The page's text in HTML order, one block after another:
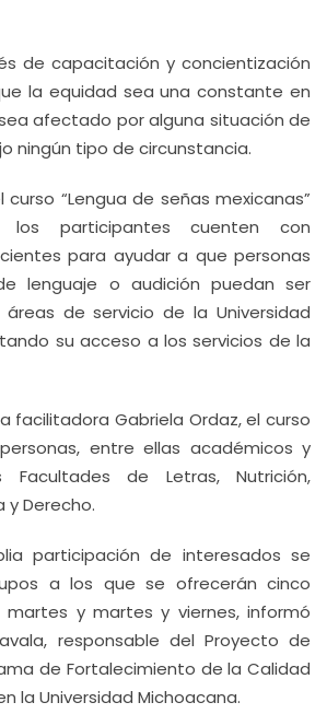
de capacitación y concientización
la equidad sea una constante en
sea afectado por alguna situación de
ningún tipo de circunstancia.
curso “Lengua de señas mexicanas”
participantes cuenten con
para ayudar a que personas
lenguaje o audición puedan ser
de servicio de la Universidad
su acceso a los servicios de la
facilitadora Gabriela Ordaz, el curso
entre ellas académicos y
de Letras, Nutrición,
y Derecho.
participación de interesados se
a los que se ofrecerán cinco
martes y martes y viernes, informó
responsable del Proyecto de
de Fortalecimiento de la Calidad
la Universidad Michoacana.